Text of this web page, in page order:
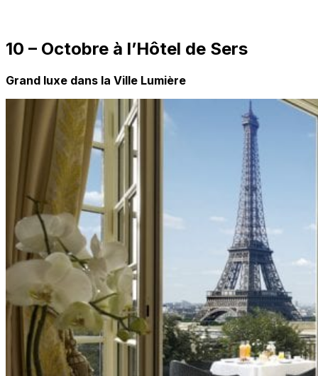
10 – Octobre à l’Hôtel de Sers
Grand luxe dans la Ville Lumière